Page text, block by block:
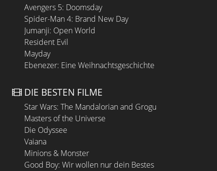
Avengers 5: Doomsday
Spider-Man 4: Brand New Day
Jumanji: Open World
Resident Evil
Mayday
Ebenezer: Eine Weihnachtsgeschichte
DIE BESTEN FILME
Star Wars: The Mandalorian and Grogu
Masters of the Universe
Die Odyssee
Vaiana
Minions & Monster
Good Boy: Wir wollen nur dein Bestes